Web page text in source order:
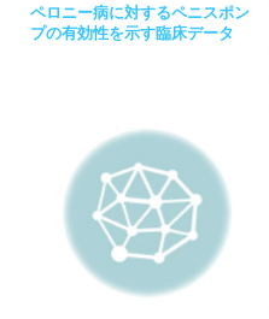
ペロニー病に対するペニスポン
プの有効性を示す臨床データ